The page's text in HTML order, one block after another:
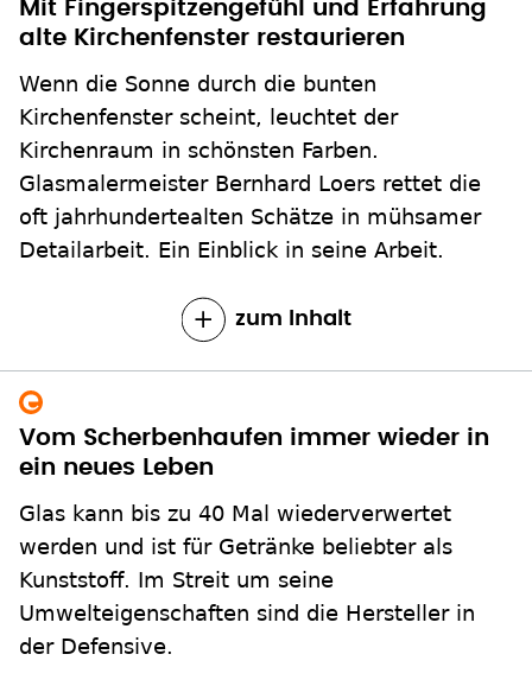
Mit Fingerspitzengefühl und Erfahrung
alte Kirchenfenster restaurieren
Wenn die Sonne durch die bunten
Kirchenfenster scheint, leuchtet der
Kirchenraum in schönsten Farben.
Glasmalermeister Bernhard Loers rettet die
oft jahrhundertealten Schätze in mühsamer
Detailarbeit. Ein Einblick in seine Arbeit.
zum Inhalt
Vom Scherbenhaufen immer wieder in
ein neues Leben
Glas kann bis zu 40 Mal wiederverwertet
werden und ist für Getränke beliebter als
Kunststoff. Im Streit um seine
Umwelteigenschaften sind die Hersteller in
der Defensive.